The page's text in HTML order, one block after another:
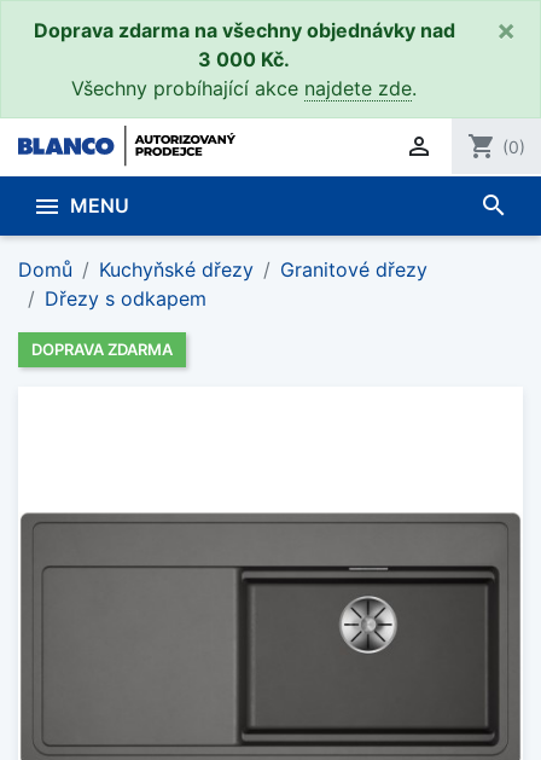
Doprava zdarma na všechny objednávky nad
3 000 Kč.
Všechny probíhající akce najdete zde.
×
 shopping_cart (0)
 MENU search
Domů Kuchyňské dřezy
Granitové dřezy
Dřezy s odkapem
DOPRAVA ZDARMA